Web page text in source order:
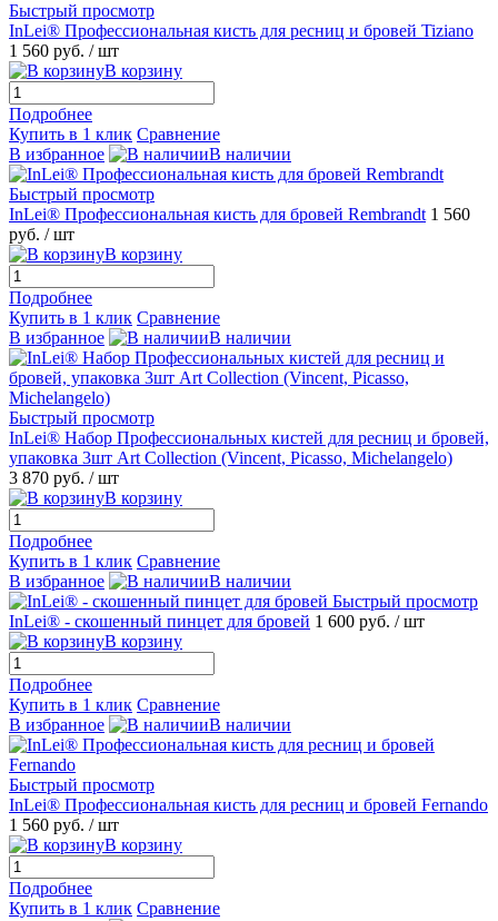
Быстрый просмотр
InLei® Профессиональная кисть для ресниц и бровей Tiziano
1 560 руб. / шт
В корзину
Подробнее
Купить в 1 клик Сравнение
В избранное
В наличии
Быстрый просмотр
InLei® Профессиональная кисть для бровей Rembrandt 1 560
руб. / шт
В корзину
Подробнее
Купить в 1 клик Сравнение
В избранное
В наличии
Быстрый просмотр
InLei® Набор Профессиональных кистей для ресниц и бровей,
упаковка 3шт Art Collection (Vincent, Picasso, Michelangelo)
3 870 руб. / шт
В корзину
Подробнее
Купить в 1 клик Сравнение
В избранное
В наличии
Быстрый просмотр
InLei® - скошенный пинцет для бровей 1 600 руб. / шт
В корзину
Подробнее
Купить в 1 клик Сравнение
В избранное
В наличии
Быстрый просмотр
InLei® Профессиональная кисть для ресниц и бровей Fernando
1 560 руб. / шт
В корзину
Подробнее
Купить в 1 клик Сравнение